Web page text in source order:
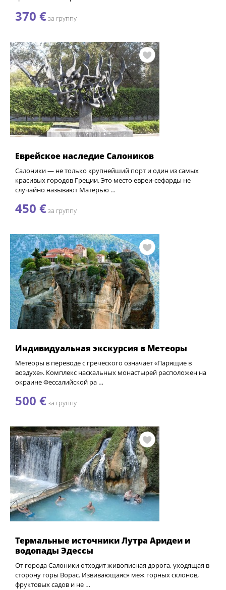
370 €за группу
Еврейское наследие Салоников
Салоники — не только крупнейший порт и один из самых
красивых городов Греции. Это место евреи-сефарды не
случайно называют Матерью …
450 €за группу
Индивидуальная экскурсия в Метеоры
Метеоры в переводе с греческого означает «Парящие в
воздухе». Комплекс наскальных монастырей расположен на
окраине Фессалийской ра …
500 €за группу
Термальные источники Лутра Аридеи и
водопады Эдессы
От города Салоники отходит живописная дорога, уходящая в
сторону горы Ворас. Извивающаяся меж горных склонов,
фруктовых садов и не …